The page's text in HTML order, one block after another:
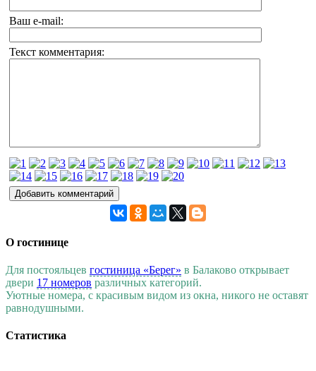
Ваш e-mail:
Текст комментария:
О гостинице
Для постояльцев гостиница «Берег» в Балаково открывает
двери 17 номеров различных категорий.
Уютные номера, с красивым видом из окна, никого не оставят
равнодушными.
Статистика